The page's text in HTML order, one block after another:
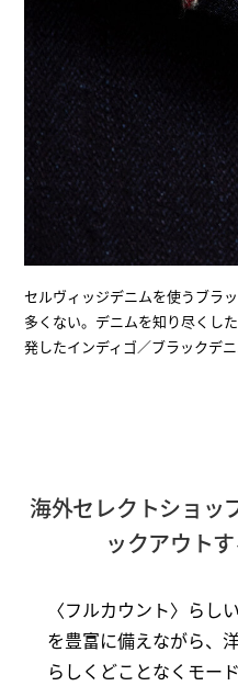
セルヴィッジデニムを使うブラ
多くない。デニムを知り尽くし
発したインディゴ／ブラックデ
海外セレクトショッ
ックアウト
〈フルカウント〉らし
を豊富に備えながら、
らしくどことなくモー